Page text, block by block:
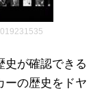
史が確認できる
ーの歴史をドヤ